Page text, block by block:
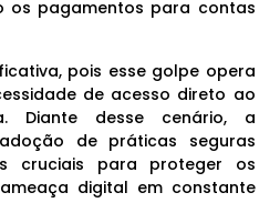
os pagamentos para contas
pois esse golpe opera
de acesso direto ao
Diante desse cenário, a
de práticas seguras
cruciais para proteger os
digital em constante